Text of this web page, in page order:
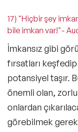
17) "Hiçbir şey
bile imkan var!"-
İmkansız gibi
fırsatları
potansiyel taşır.
önemli olan,
onlardan
görebilmek